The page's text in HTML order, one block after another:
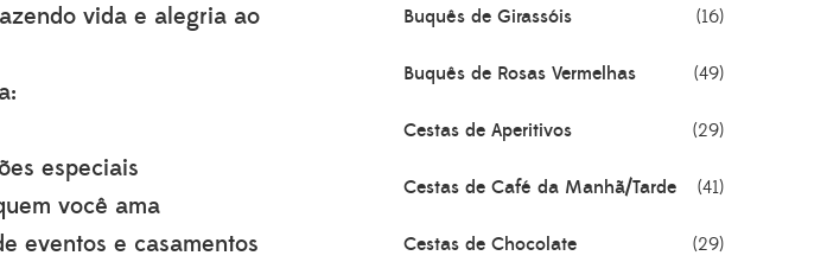
vida e alegria ao
especiais
você ama
eventos e casamentos
Buquês de Girassóis (16)
Buquês de Rosas Vermelhas (49)
Cestas de Aperitivos (29)
Cestas de Café da Manhã/Tarde (41)
Cestas de Chocolate (29)